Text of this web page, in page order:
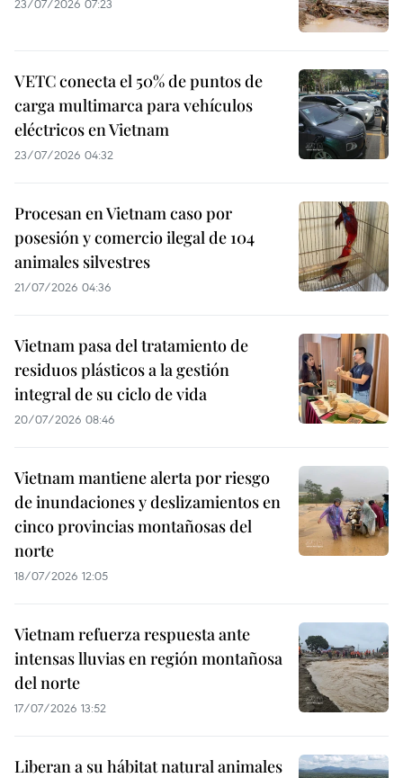
23/07/2026 07:23
VETC conecta el 50% de puntos de
carga multimarca para vehículos
eléctricos en Vietnam
23/07/2026 04:32
Procesan en Vietnam caso por
posesión y comercio ilegal de 104
animales silvestres
21/07/2026 04:36
Vietnam pasa del tratamiento de
residuos plásticos a la gestión
integral de su ciclo de vida
20/07/2026 08:46
Vietnam mantiene alerta por riesgo
de inundaciones y deslizamientos en
cinco provincias montañosas del
norte
18/07/2026 12:05
Vietnam refuerza respuesta ante
intensas lluvias en región montañosa
del norte
17/07/2026 13:52
Liberan a su hábitat natural animales